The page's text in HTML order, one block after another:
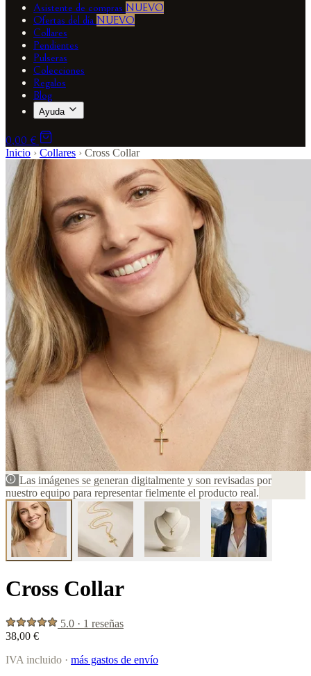
Asistente de compras NUEVO
Ofertas del día NUEVO
Collares
Pendientes
Pulseras
Colecciones
Regalos
Blog
Ayuda
0,00 €
Inicio › Collares › Cross Collar
Las imágenes se generan digitalmente y son revisadas por
nuestro equipo para representar fielmente el producto real.
Cross Collar
5.0 · 1 reseñas
38,00 €
IVA incluido · más gastos de envío